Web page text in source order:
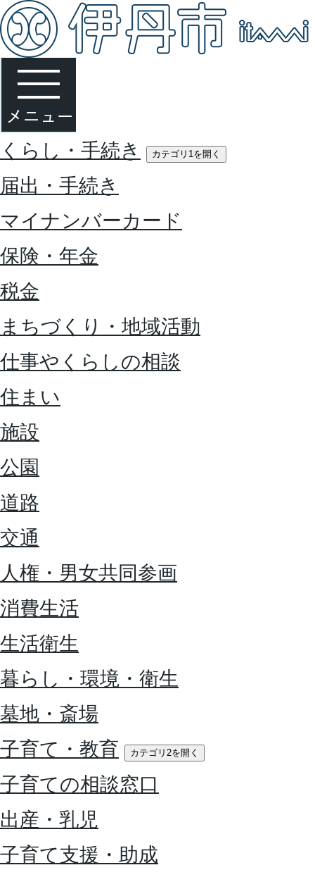
くらし・手続き カテゴリ1を開く
届出・手続き
マイナンバーカード
保険・年金
税金
まちづくり・地域活動
仕事やくらしの相談
住まい
施設
公園
道路
交通
人権・男女共同参画
消費生活
生活衛生
暮らし・環境・衛生
墓地・斎場
子育て・教育
カテゴリ2を開く
子育ての相談窓口
出産・乳児
子育て支援・助成